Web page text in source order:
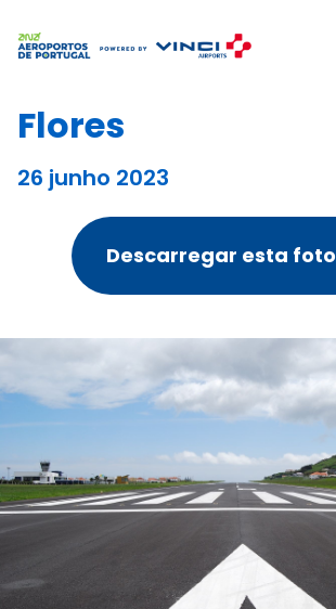
Flores
26 junho 2023
Descarregar esta foto